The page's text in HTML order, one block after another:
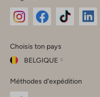
Instagram
Facebook
TikTok
Choisis ton pays
BELGIQUE
ton
pays
Fermer
Méthodes d'expédition